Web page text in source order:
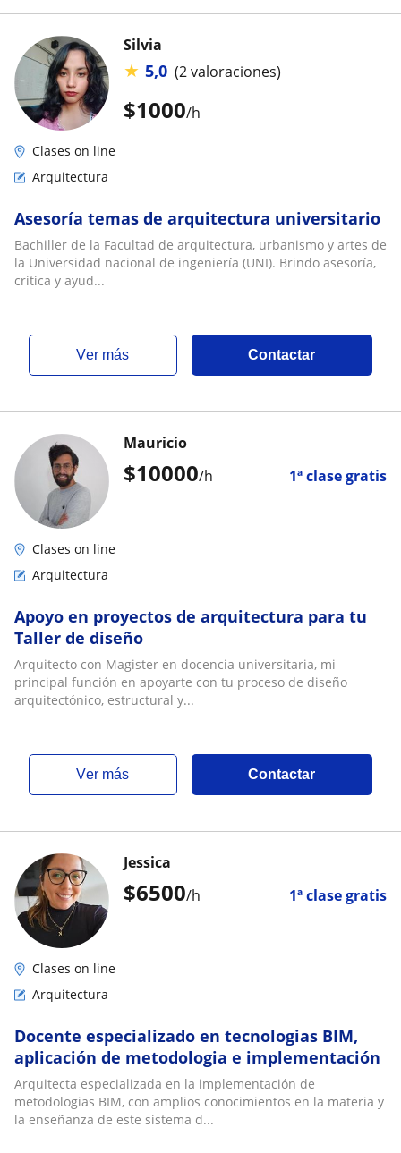
$1000/h
Silvia
★ 5,0 (2 valoraciones)
Clases on line
Arquitectura
Asesoría temas de arquitectura universitario
Bachiller de la Facultad de arquitectura, urbanismo y artes de
la Universidad nacional de ingeniería (UNI). Brindo asesoría,
critica y ayud...
ver más Contactar
$10000/h 1ª clase gratis
Mauricio
Clases on line
Arquitectura
Apoyo en proyectos de arquitectura para tu
Taller de diseño
Arquitecto con Magister en docencia universitaria, mi
principal función en apoyarte con tu proceso de diseño
arquitectónico, estructural y...
ver más Contactar
$6500/h 1ª clase gratis
Jessica
Clases on line
Arquitectura
Docente especializado en tecnologias BIM,
aplicación de metodologia e implementación
Arquitecta especializada en la implementación de
metodologias BIM, con amplios conocimientos en la materia y
la enseñanza de este sistema d...